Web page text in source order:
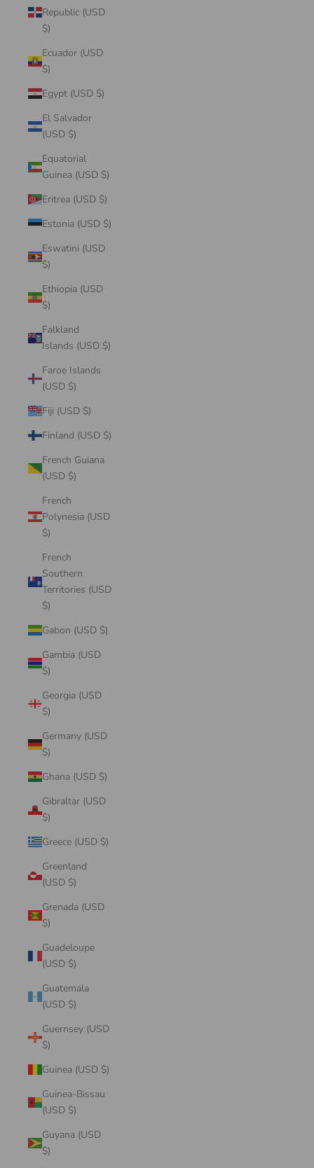
Republic (USD
$)
Ecuador (USD
$)
Egypt (USD $)
El Salvador
(USD $)
Equatorial
Guinea (USD $)
Eritrea (USD $)
Estonia (USD $)
Eswatini (USD
$)
Ethiopia (USD
$)
Falkland
Islands (USD $)
Faroe Islands
(USD $)
Fiji (USD $)
Finland (USD $)
French Guiana
(USD $)
French
Polynesia (USD
$)
French
Southern
Territories (USD
$)
Gabon (USD $)
Gambia (USD
$)
Georgia (USD
$)
Germany (USD
$)
Ghana (USD $)
Gibraltar (USD
$)
Greece (USD $)
Greenland
(USD $)
Grenada (USD
$)
Guadeloupe
(USD $)
Guatemala
(USD $)
Guernsey (USD
$)
Guinea (USD $)
Guinea-Bissau
(USD $)
Guyana (USD
$)